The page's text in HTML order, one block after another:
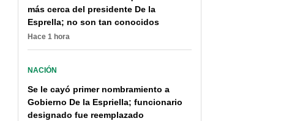
más cerca del presidente De la
Esprella; no son tan conocidos
Hace 1 hora
NACIÓN
Se le cayó primer nombramiento a
Gobierno De la Espriella; funcionario
designado fue reemplazado